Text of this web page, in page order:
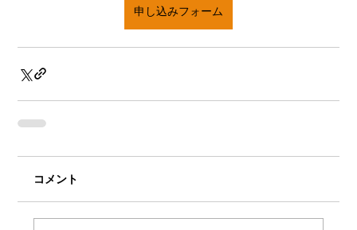
申し込みフォーム
コメント